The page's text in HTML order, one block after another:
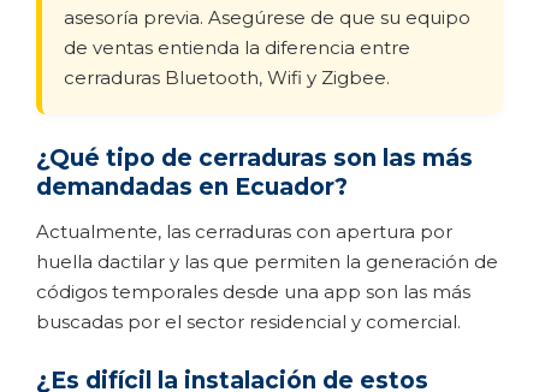
asesoría previa. Asegúrese de que su equipo
de ventas entienda la diferencia entre
cerraduras Bluetooth, Wifi y Zigbee.
¿Qué tipo de cerraduras son las más
demandadas en Ecuador?
Actualmente, las cerraduras con apertura por
huella dactilar y las que permiten la generación de
códigos temporales desde una app son las más
buscadas por el sector residencial y comercial.
¿Es difícil la instalación de estos